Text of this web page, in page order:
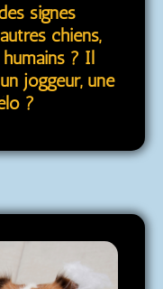
signes
chiens,
? Il
joggeur, une
?